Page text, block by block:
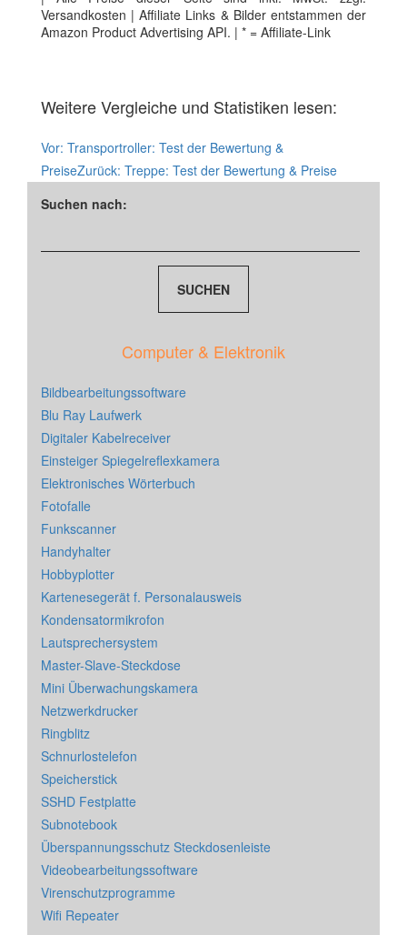
Versandkosten | Affiliate Links & Bilder entstammen der
Amazon Product Advertising API. | * = Affiliate-Link
Weitere Vergleiche und Statistiken lesen:
Vor: Transportroller: Test der Bewertung &
PreiseZurück: Treppe: Test der Bewertung & Preise
Suchen nach:
Computer & Elektronik
Bildbearbeitungssoftware
Blu Ray Laufwerk
Digitaler Kabelreceiver
Einsteiger Spiegelreflexkamera
Elektronisches Wörterbuch
Fotofalle
Funkscanner
Handyhalter
Hobbyplotter
Kartenesegerät f. Personalausweis
Kondensatormikrofon
Lautsprechersystem
Master-Slave-Steckdose
Mini Überwachungskamera
Netzwerkdrucker
Ringblitz
Schnurlostelefon
Speicherstick
SSHD Festplatte
Subnotebook
Überspannungsschutz Steckdosenleiste
Videobearbeitungssoftware
Virenschutzprogramme
Wifi Repeater